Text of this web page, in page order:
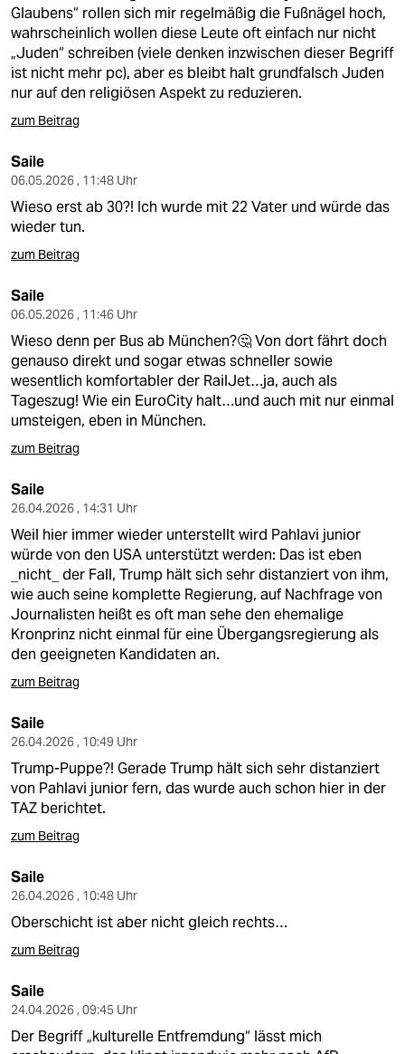
Glaubens“ rollen sich mir regelmäßig die Fußnägel hoch,
wahrscheinlich wollen diese Leute oft einfach nur nicht
„Juden“ schreiben (viele denken inzwischen dieser Begriff
ist nicht mehr pc), aber es bleibt halt grundfalsch Juden
nur auf den religiösen Aspekt zu reduzieren.
zum Beitrag
Saile
06.05.2026 , 11:48 Uhr
Wieso erst ab 30?! Ich wurde mit 22 Vater und würde das
wieder tun.
zum Beitrag
Saile
06.05.2026 , 11:46 Uhr
Wieso denn per Bus ab München?🤔 Von dort fährt doch
genauso direkt und sogar etwas schneller sowie
wesentlich komfortabler der RailJet…ja, auch als
Tageszug! Wie ein EuroCity halt…und auch mit nur einmal
umsteigen, eben in München.
zum Beitrag
Saile
26.04.2026 , 14:31 Uhr
Weil hier immer wieder unterstellt wird Pahlavi junior
würde von den USA unterstützt werden: Das ist eben
_nicht_ der Fall, Trump hält sich sehr distanziert von ihm,
wie auch seine komplette Regierung, auf Nachfrage von
Journalisten heißt es oft man sehe den ehemalige
Kronprinz nicht einmal für eine Übergangsregierung als
den geeigneten Kandidaten an.
zum Beitrag
Saile
26.04.2026 , 10:49 Uhr
Trump-Puppe?! Gerade Trump hält sich sehr distanziert
von Pahlavi junior fern, das wurde auch schon hier in der
TAZ berichtet.
zum Beitrag
Saile
26.04.2026 , 10:48 Uhr
Oberschicht ist aber nicht gleich rechts…
zum Beitrag
Saile
24.04.2026 , 09:45 Uhr
Der Begriff „kulturelle Entfremdung“ lässt mich